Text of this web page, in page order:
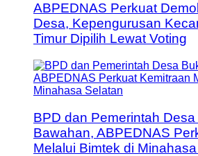
ABPEDNAS Perkuat
Desa, Kepengurusan
Timur Dipilih Lewat Voting
BPD dan Pemerintah
Bawahan, ABPEDNAS
Melalui Bimtek di